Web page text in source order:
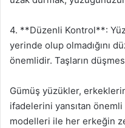
4. **Düzenli Kontrol**:
yerinde olup olmadığını
önemlidir. Taşların
Gümüş yüzükler,
ifadelerini yansıtan önemli
modelleri ile her erkeğin